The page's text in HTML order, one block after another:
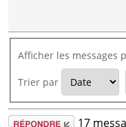
Afficher les messages
Trier par
Répondre 17